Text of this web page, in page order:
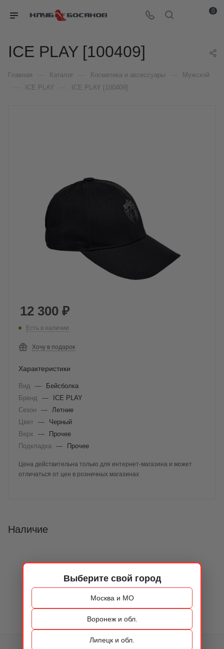
Выберите свой город
Москва и МО
Воронеж и обл.
Липецк и обл.
0
ICE PLAY [100409]
Главная Каталог Косметика и аксессуары Мужской
ICE PLAY ICE PLAY [100409]
12 300 ₽
Есть в наличии
Хочу в подарок
Характеристики
Вид —
Бейсболка
Бренд
—
ICE PLAY
Сезон
—
Летние
Цвет —
Черный
Верх
—
Прочее
Подкладка
— Прочее
Цена действительна только для интернет-магазина и может
отличаться от цен в розничных магазинах
Наличие